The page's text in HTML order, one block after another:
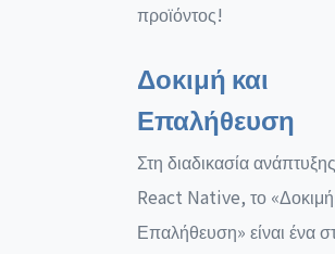
προϊόντος!
Δοκιμή και
Επαλήθευση
Στη διαδικασία
React Native, το «Δοκιμή
Επαλήθευση» είναι ένα